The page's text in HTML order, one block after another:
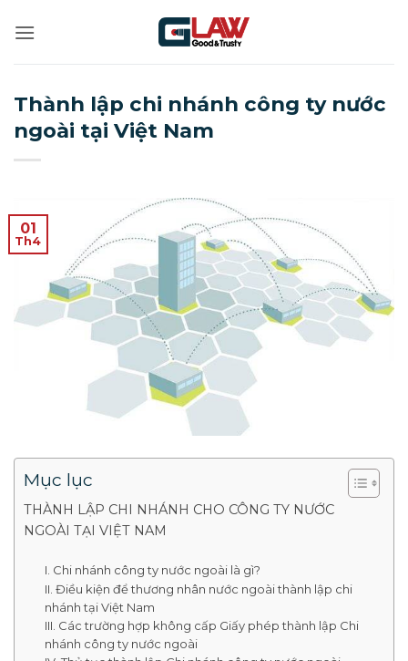
qua
Thành lập chi nhánh công ty nước
ngoài tại Việt Nam
01
Th4
Mục lục
THÀNH LẬP CHI NHÁNH CHO CÔNG TY NƯỚC
NGOÀI TẠI VIỆT NAM
I. Chi nhánh công ty nước ngoài là gì?
II. Điều kiện để thương nhân nước ngoài thành lập chi
nhánh tại Việt Nam
III. Các trường hợp không cấp Giấy phép thành lập Chi
nhánh công ty nước ngoài